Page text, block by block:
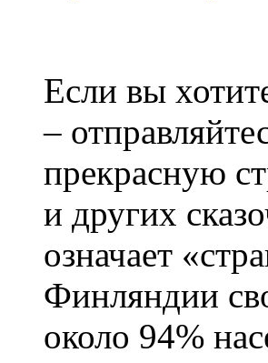
Если вы
–
прекрасную
и других
означает
Финляндии
около 94%